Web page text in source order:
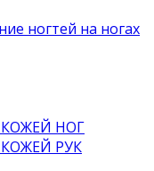
ногтей на ногах
НОГ
РУК